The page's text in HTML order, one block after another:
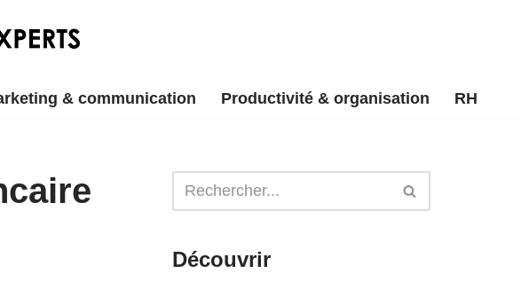
& communication Productivité & organisation RH
Découvrir